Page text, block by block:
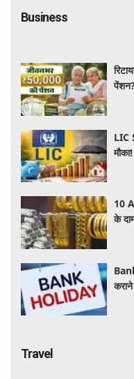
Business
LIC
10
के
Travel